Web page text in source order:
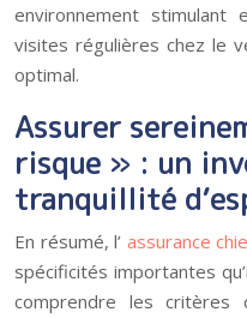
environnement stimulant
visites régulières chez le
optimal.
Assurer
risque » : un
tranquillité
En résumé, l’ assurance
spécificités importantes
comprendre les critères